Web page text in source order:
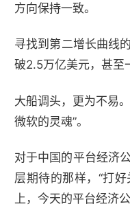
方向保持一致。
寻找到第二增长曲线
破2.5万亿美元，甚至
大船调头，更为不易
微软的灵魂”。
对于中国的平台经济
层期待的那样，“打
上，今天的平台经济